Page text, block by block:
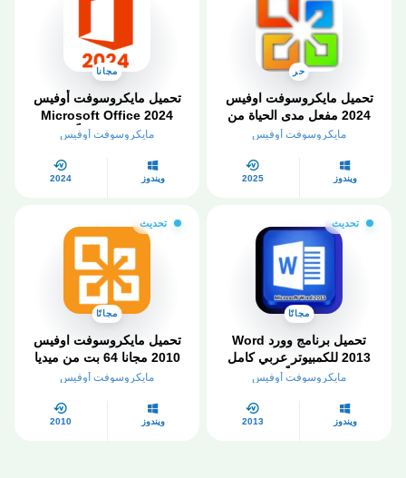
حر
تحميل مايكروسوفت اوفيس
2024 مفعل مدى الحياة من
ميديا ​​فاير
مايكروسوفت أوفيس
ويندوز 2025
مجانا
تحميل مايكروسوفت أوفيس
Microsoft Office 2024
مفعل مجاناً
مايكروسوفت أوفيس
ويندوز 2024
تحديث
مجانًا
تحميل برنامج وورد Word
2013 للكمبيوتر عربي كامل
مجاناً
مايكروسوفت أوفيس
ويندوز 2013
تحديث
مجانًا
تحميل مايكروسوفت اوفيس
2010 مجانا 64 بت من ميديا
فاير كامل مُفعّل مدى الحياة
مايكروسوفت أوفيس
ويندوز 2010